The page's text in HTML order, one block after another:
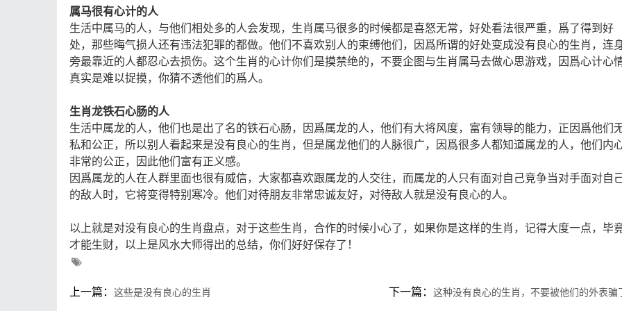
属马很有心计的人
生活中属马的人，与他们相处多的人会发现，生肖属马很多的时候都是喜怒无常，好处看法很严重，爲了得到好
处，那些晦气损人还有违法犯罪的都做。他们不喜欢别人的束缚他们，因爲所谓的好处变成没有良心的生肖，连
旁最靠近的人都忍心去损伤。这个生肖的心计你们是摸禁绝的，不要企图与生肖属马去做心思游戏，因爲心计心
真实是难以捉摸，你猜不透他们的爲人。
生肖龙铁石心肠的人
生活中属龙的人，他们也是出了名的铁石心肠，因爲属龙的人，他们有大将风度，富有领导的能力，正因爲他们
私和公正，所以别人看起来是没有良心的生肖，但是属龙他们的人脉很广，因爲很多人都知道属龙的人，他们内
非常的公正，因此他们富有正义感。
因爲属龙的人在人群里面也很有威信，大家都喜欢跟属龙的人交往，而属龙的人只有面对自己竞争当对手面对自
的敌人时，它将变得特别寒冷。他们对待朋友非常忠诚友好，对待敌人就是没有良心的人。
以上就是对没有良心的生肖盘点，对于这些生肖，合作的时候小心了，如果你是这样的生肖，记得大度一点，毕
才能生财，以上是风水大师得出的总结，你们好好保存了！
上一篇： 这些是没有良心的生肖 下一篇： 这种没有良心的生肖，不要被他们的外表骗